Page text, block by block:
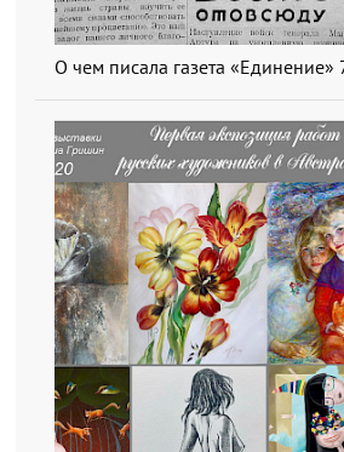
О чем писала газета «Единение»